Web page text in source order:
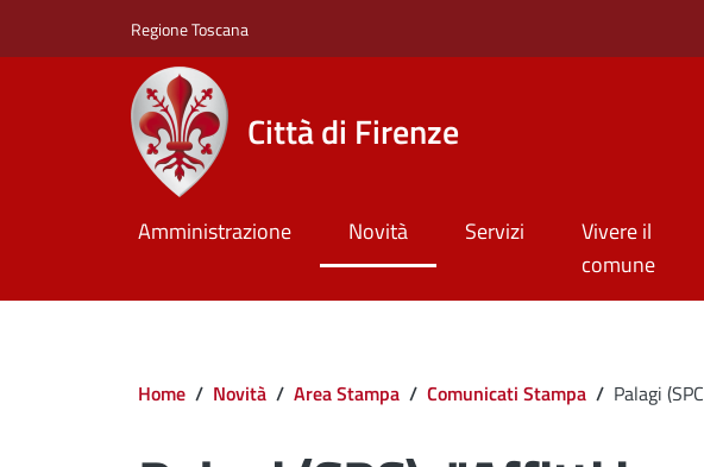
Regione Toscana
Città di Firenze
Amministrazione Novità Servizi
Vivere il
comune
Briciole di pane
Home / Novità / Area Stampa / Comunicati Stampa / Palagi